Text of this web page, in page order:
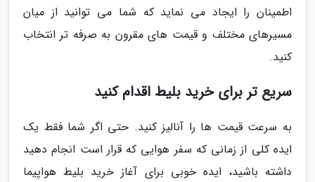
اطمینان را ایجاد می نماید که شما می توانید از میان
مسیرهای مختلف و قیمت های مقرون به صرفه تر انتخاب
کنید.
سریع تر برای خرید بلیط اقدام کنید
به سرعت قیمت ها را آنالیز کنید. حتی اگر شما فقط یک
ایده کلی از زمانی که سفر هوایی که قرار است انجام دهید
داشته باشید، ایده خوبی برای آغاز خرید بلیط هواپیما